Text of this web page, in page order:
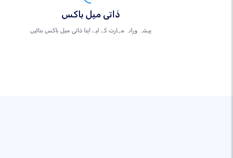
ذاتی میل باکس
پیشہ ورانہ مہارت کے لیے اپنا ذاتی میل باکس بنائیں